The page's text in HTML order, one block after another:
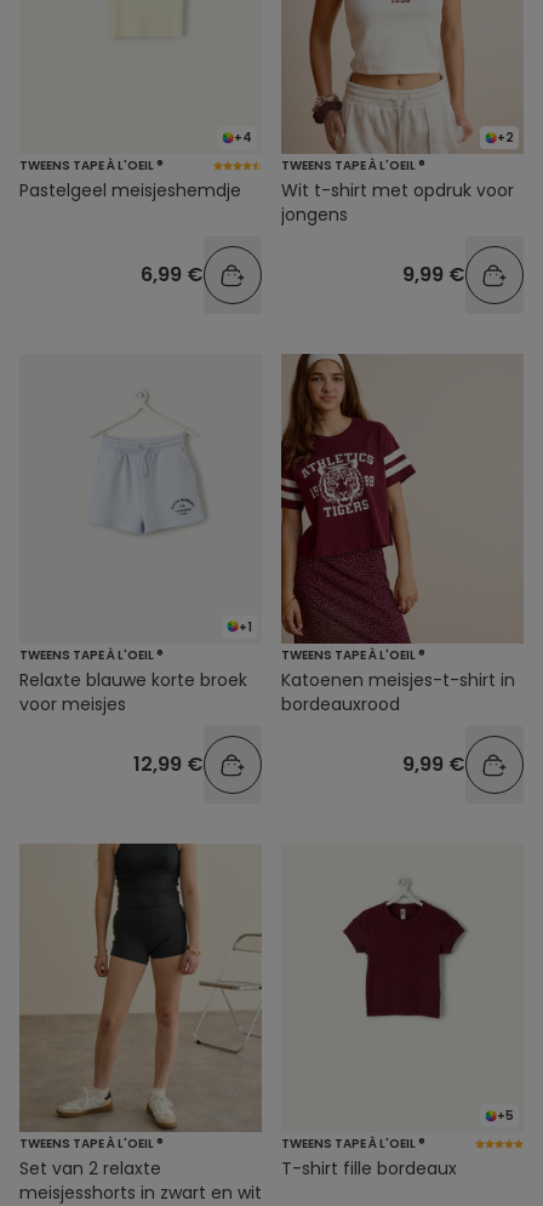
+4
TWEENS TAPE À L'OEIL ®
Pastelgeel meisjeshemdje
6,99 €
+2
TWEENS TAPE À L'OEIL ®
Wit t-shirt met opdruk voor
jongens
9,99 €
+1
TWEENS TAPE À L'OEIL ®
Relaxte blauwe korte broek
voor meisjes
12,99 €
TWEENS TAPE À L'OEIL ®
Katoenen meisjes-t-shirt in
bordeauxrood
9,99 €
TWEENS TAPE À L'OEIL ®
Set van 2 relaxte
meisjesshorts in zwart en wit
+5
TWEENS TAPE À L'OEIL ®
T-shirt fille bordeaux